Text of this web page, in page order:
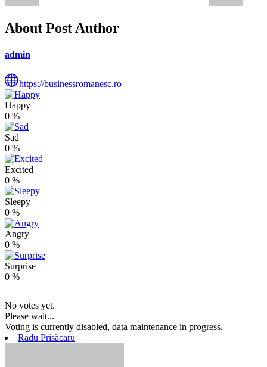
About Post Author
admin
https://businessromanesc.ro
Happy
0 %
Sad
0 %
Excited
0 %
Sleepy
0 %
Angry
0 %
Surprise
0 %
No votes yet.
Please wait...
Voting is currently disabled, data maintenance in progress.
Radu Prisăcaru